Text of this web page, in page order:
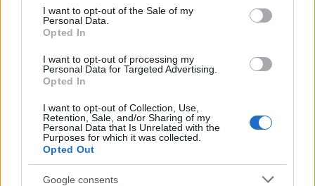
services and may gather and store information including but
not limited to your visit or usage behaviour. You may click to
grant or deny consent to Google and its third-party tags to
consent section.
I want to opt-out of the Sale of my
Personal Data.
Opted In
I want to opt-out of processing my
Personal Data for Targeted Advertising.
Opted In
I want to opt-out of Collection, Use,
Retention, Sale, and/or Sharing of my
Personal Data that Is Unrelated with the
Purposes for which it was collected.
Opted Out
Google consents